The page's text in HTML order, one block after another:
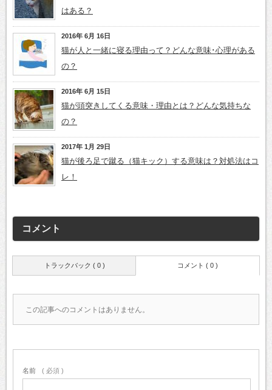
はある？
2016年 6月 16日
猫が人と一緒に寝る理由って？どんな意味･心理がある
の？
2016年 6月 15日
猫が頭突きしてくる意味・理由とは？どんな気持ちな
の？
2017年 1月 29日
猫が後ろ足で蹴る（猫キック）する意味は？対処法はコ
レ！
コメント
トラックバック ( 0 ) コメント ( 0 )
この記事へのコメントはありません。
名前 ( 必須 )